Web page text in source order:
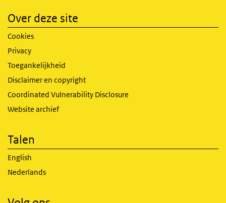
Over deze site
Cookies
Privacy
Toegankelijkheid
Disclaimer en copyright
Coordinated Vulnerability Disclosure
Website archief
Talen
English
Nederlands